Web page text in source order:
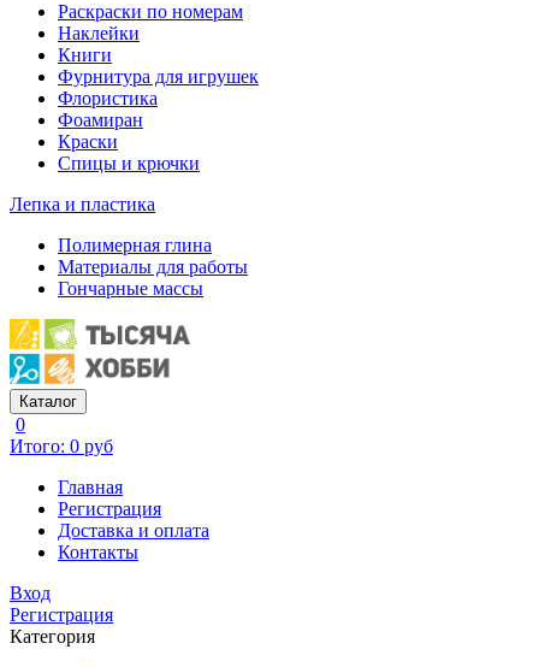
Раскраски по номерам
Наклейки
Книги
Фурнитура для игрушек
Флористика
Фоамиран
Краски
Спицы и крючки
Лепка и пластика
Полимерная глина
Материалы для работы
Гончарные массы
Каталог
0
Итого: 0 руб
Главная
Регистрация
Доставка и оплата
Контакты
Вход
Регистрация
Категория